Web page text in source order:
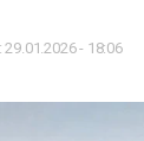
- 18:06